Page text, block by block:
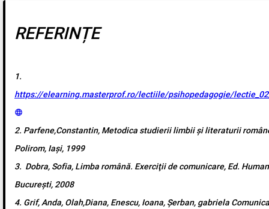
REFERINȚE
1.
https://elearning.masterprof.ro/lectiile/psihopedagogie/
2. Parfene,Constantin, Metodica studierii limbii şi literaturii
Polirom, Iaşi, 1999
3. Dobra, Sofia, Limba română. Exerciţii de comunicare, Ed.
Bucureşti, 2008
4. Grif, Anda, Olah,Diana, Enescu, Ioana, Şerban, gabriela